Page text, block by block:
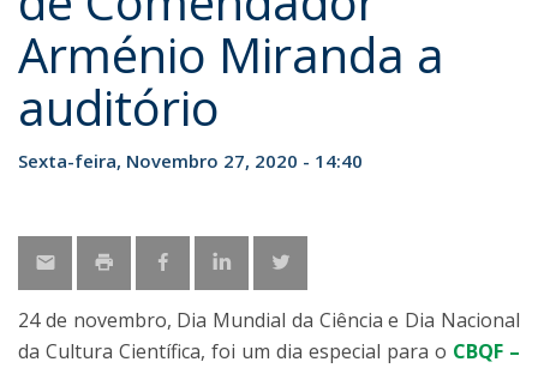
Arménio Miranda a
auditório
Sexta-feira, Novembro 27, 2020 - 14:40
24 de novembro, Dia Mundial da Ciência e Dia Nacional
da Cultura Científica, foi um dia especial para o CBQF –